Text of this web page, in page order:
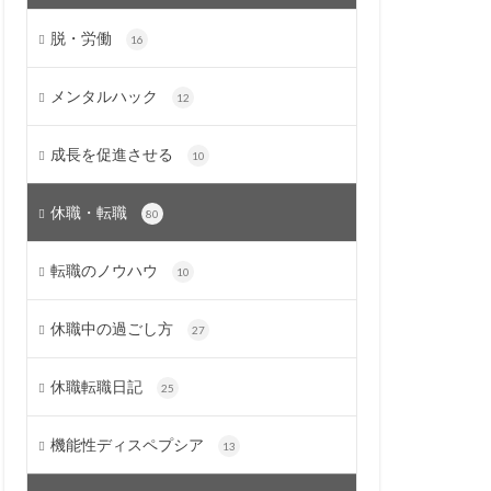
脱・労働 16
メンタルハック 12
成長を促進させる 10
休職・転職 80
転職のノウハウ 10
休職中の過ごし方 27
休職転職日記 25
機能性ディスペプシア 13